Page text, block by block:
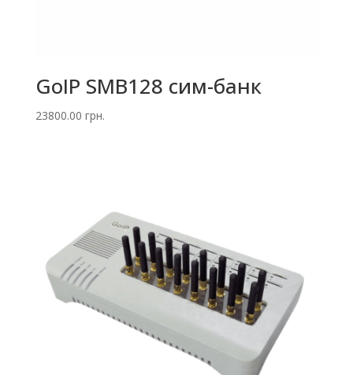
GoIP SMB128 сим-банк
23800.00 грн.